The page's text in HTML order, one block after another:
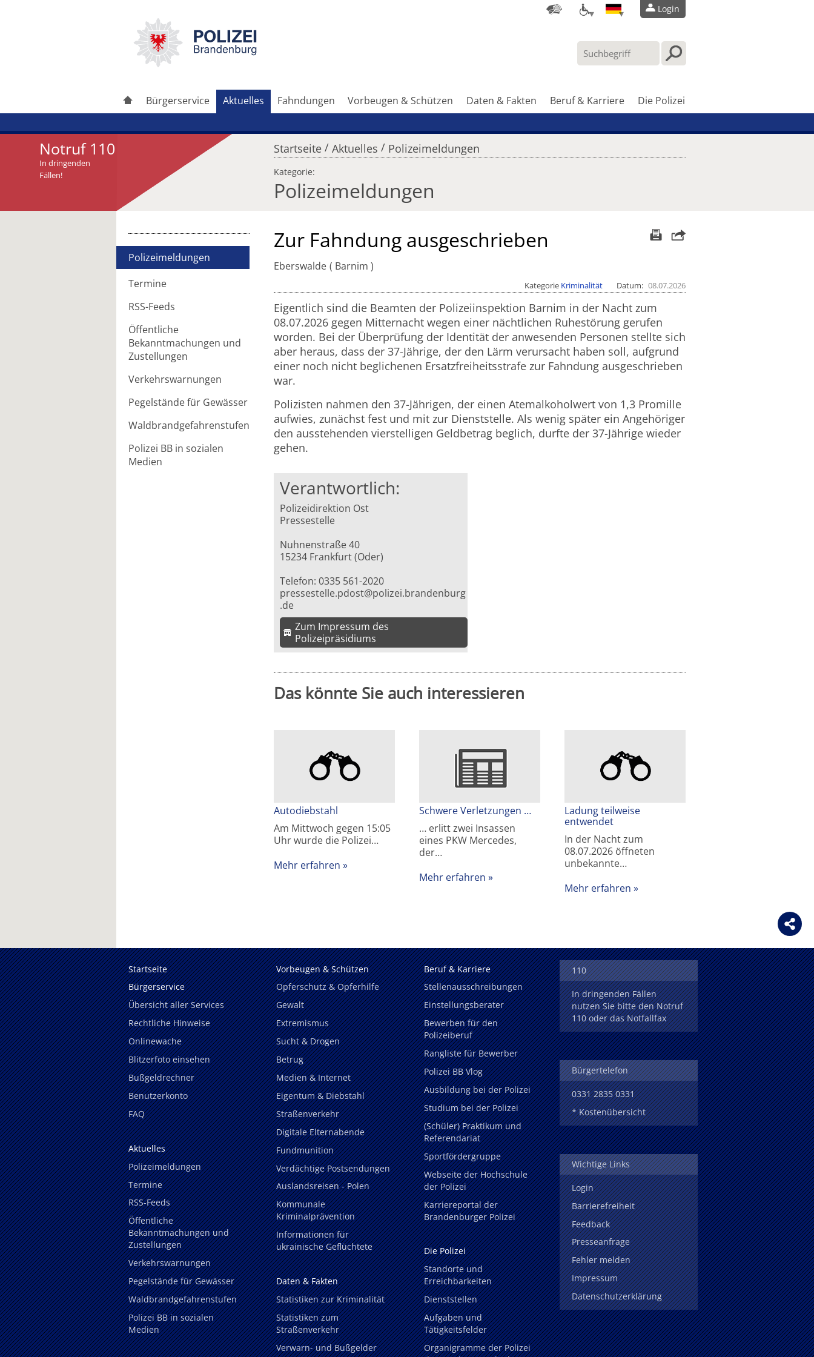
Login
Bürgerservice Aktuelles Fahndungen Vorbeugen & Schützen Daten & Fakten Beruf & Karriere Die Polizei
Notruf 110
In dringenden
Fällen!
Startseite / Aktuelles / Polizeimeldungen
Kategorie:
Polizeimeldungen
Polizeimeldungen
Termine
RSS-Feeds
Öffentliche
Bekanntmachungen und
Zustellungen
Verkehrswarnungen
Pegelstände für Gewässer
Waldbrandgefahrenstufen
Polizei BB in sozialen
Medien
Artikel weiterleiten Zur Fahndung ausgeschrieben
Eberswalde Barnim
Kategorie Kriminalität Datum 08.07.2026
Eigentlich sind die Beamten der Polizeiinspektion Barnim in der Nacht zum
08.07.2026 gegen Mitternacht wegen einer nächtlichen Ruhestörung gerufen
worden. Bei der Überprüfung der Identität der anwesenden Personen stellte sich
aber heraus, dass der 37-Jährige, der den Lärm verursacht haben soll, aufgrund
einer noch nicht beglichenen Ersatzfreiheitsstrafe zur Fahndung ausgeschrieben
war.
Polizisten nahmen den 37-Jährigen, der einen Atemalkoholwert von 1,3 Promille
aufwies, zunächst fest und mit zur Dienststelle. Als wenig später ein Angehöriger
den ausstehenden vierstelligen Geldbetrag beglich, durfte der 37-Jährige wieder
gehen.
Verantwortlich:
Polizeidirektion Ost
Pressestelle
Nuhnenstraße 40
15234 Frankfurt (Oder)
Telefon: 0335 561-2020
pressestelle.pdost@polizei.brandenburg
.de
Zum Impressum des
Polizeipräsidiums
Das könnte Sie auch interessieren
Autodiebstahl
Am Mittwoch gegen 15:05
Uhr wurde die Polizei…
Mehr erfahren
Schwere Verletzungen …
… erlitt zwei Insassen
eines PKW Mercedes,
der…
Mehr erfahren
Ladung teilweise
entwendet
In der Nacht zum
08.07.2026 öffneten
unbekannte…
Mehr erfahren
Startseite
Bürgerservice
Übersicht aller Services
Rechtliche Hinweise
Onlinewache
Blitzerfoto einsehen
Bußgeldrechner
Benutzerkonto
FAQ
Aktuelles
Polizeimeldungen
Termine
RSS-Feeds
Öffentliche
Bekanntmachungen und
Zustellungen
Verkehrswarnungen
Pegelstände für Gewässer
Waldbrandgefahrenstufen
Polizei BB in sozialen
Medien
Vorbeugen & Schützen
Opferschutz & Opferhilfe
Gewalt
Extremismus
Sucht & Drogen
Betrug
Medien & Internet
Eigentum & Diebstahl
Straßenverkehr
Digitale Elternabende
Fundmunition
Verdächtige Postsendungen
Auslandsreisen - Polen
Kommunale
Kriminalprävention
Informationen für
ukrainische Geflüchtete
Daten & Fakten
Statistiken zur Kriminalität
Statistiken zum
Straßenverkehr
Verwarn- und Bußgelder
Beruf & Karriere
Stellenausschreibungen
Einstellungsberater
Bewerben für den
Polizeiberuf
Rangliste für Bewerber
Polizei BB Vlog
Ausbildung bei der Polizei
Studium bei der Polizei
(Schüler) Praktikum und
Referendariat
Sportfördergruppe
Webseite der Hochschule
der Polizei
Karriereportal der
Brandenburger Polizei
Die Polizei
Standorte und
Erreichbarkeiten
Dienststellen
Aufgaben und
Tätigkeitsfelder
Organigramme der Polizei
110
In dringenden Fällen
nutzen Sie bitte den Notruf
110 oder das Notfallfax
Bürgertelefon
0331 2835 0331
* Kostenübersicht
Wichtige Links
Login
Barrierefreiheit
Feedback
Presseanfrage
Fehler melden
Impressum
Datenschutzerklärung